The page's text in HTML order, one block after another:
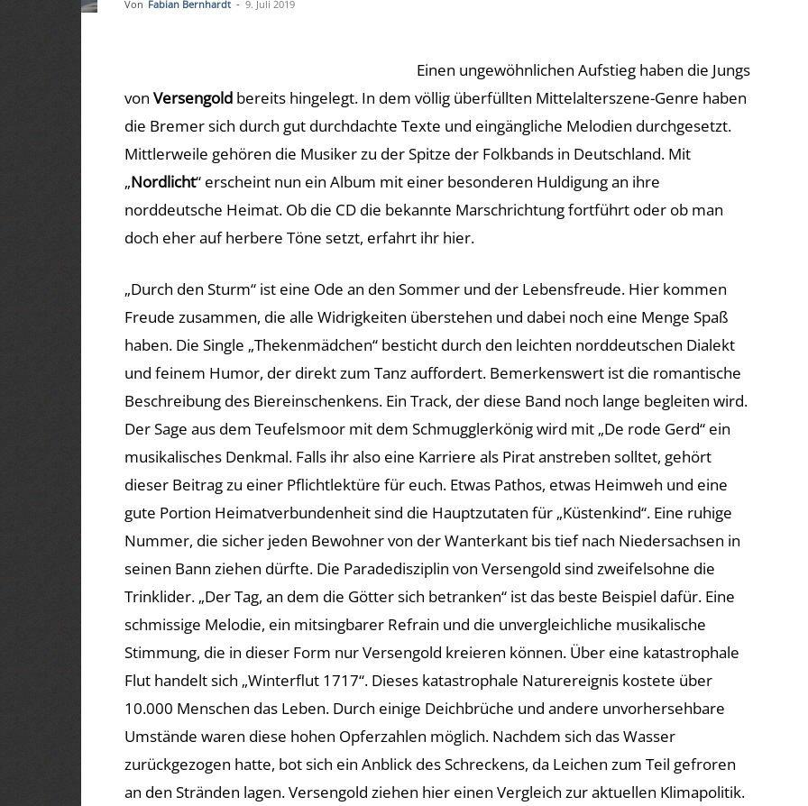
Von Fabian Bernhardt - 9. Juli 2019
Einen ungewöhnlichen Aufstieg haben die Jungs
von Versengold bereits hingelegt. In dem völlig überfüllten Mittelalterszene-Genre haben
die Bremer sich durch gut durchdachte Texte und eingängliche Melodien durchgesetzt.
Mittlerweile gehören die Musiker zu der Spitze der Folkbands in Deutschland. Mit
„Nordlicht“ erscheint nun ein Album mit einer besonderen Huldigung an ihre
norddeutsche Heimat. Ob die CD die bekannte Marschrichtung fortführt oder ob man
doch eher auf herbere Töne setzt, erfahrt ihr hier.
„Durch den Sturm“ ist eine Ode an den Sommer und der Lebensfreude. Hier kommen
Freude zusammen, die alle Widrigkeiten überstehen und dabei noch eine Menge Spaß
haben. Die Single „Thekenmädchen“ besticht durch den leichten norddeutschen Dialekt
und feinem Humor, der direkt zum Tanz auffordert. Bemerkenswert ist die romantische
Beschreibung des Biereinschenkens. Ein Track, der diese Band noch lange begleiten wird.
Der Sage aus dem Teufelsmoor mit dem Schmugglerkönig wird mit „De rode Gerd“ ein
musikalisches Denkmal. Falls ihr also eine Karriere als Pirat anstreben solltet, gehört
dieser Beitrag zu einer Pflichtlektüre für euch. Etwas Pathos, etwas Heimweh und eine
gute Portion Heimatverbundenheit sind die Hauptzutaten für „Küstenkind“. Eine ruhige
Nummer, die sicher jeden Bewohner von der Wanterkant bis tief nach Niedersachsen in
seinen Bann ziehen dürfte. Die Paradedisziplin von Versengold sind zweifelsohne die
Trinklider. „Der Tag, an dem die Götter sich betranken“ ist das beste Beispiel dafür. Eine
schmissige Melodie, ein mitsingbarer Refrain und die unvergleichliche musikalische
Stimmung, die in dieser Form nur Versengold kreieren können. Über eine katastrophale
Flut handelt sich „Winterflut 1717“. Dieses katastrophale Naturereignis kostete über
10.000 Menschen das Leben. Durch einige Deichbrüche und andere unvorhersehbare
Umstände waren diese hohen Opferzahlen möglich. Nachdem sich das Wasser
zurückgezogen hatte, bot sich ein Anblick des Schreckens, da Leichen zum Teil gefroren
an den Stränden lagen. Versengold ziehen hier einen Vergleich zur aktuellen Klimapolitik.